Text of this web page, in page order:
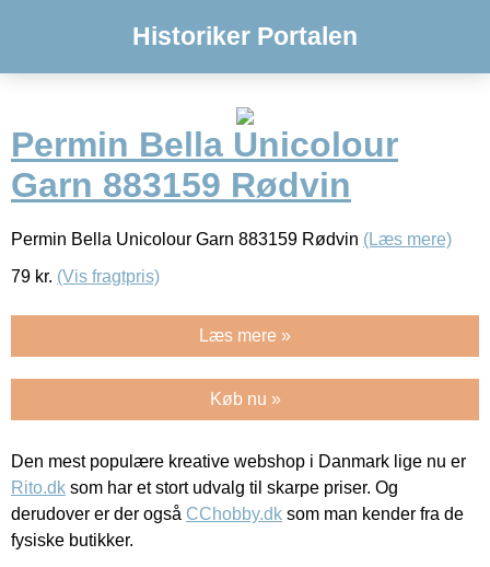
Historiker Portalen
Permin Bella Unicolour
Garn 883159 Rødvin
Permin Bella Unicolour Garn 883159 Rødvin (Læs mere)
79 kr. (Vis fragtpris)
Læs mere »
Køb nu »
Den mest populære kreative webshop i Danmark lige nu er
Rito.dk som har et stort udvalg til skarpe priser. Og
derudover er der også CChobby.dk som man kender fra de
fysiske butikker.